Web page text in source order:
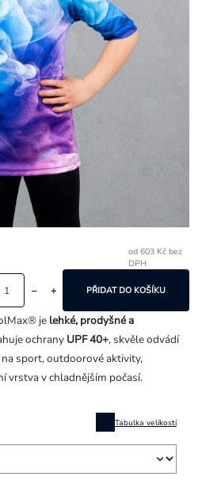
od603 Kč bez
DPH
Tabulka velikostí
PŘIDAT DO KOŠÍKU
je lehké, prodyšné a
ochrany UPF 40+, skvěle odvádí
sport, outdoorové aktivity,
vrstva v chladnějším počasí.